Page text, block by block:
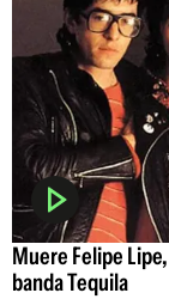
Muere Felipe
banda Tequila